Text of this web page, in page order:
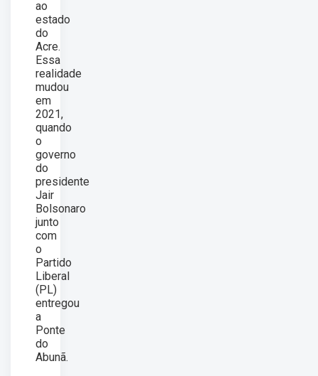
ao
estado
do
Acre.
Essa
realidade
mudou
em
2021,
quando
o
governo
do
presidente
Jair
Bolsonaro
junto
com
o
Partido
Liberal
(PL)
entregou
a
Ponte
do
Abunã.